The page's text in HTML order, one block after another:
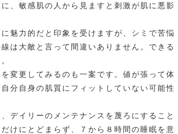
、敏感肌の人から見ますと刺激が肌に悪影
魅力的だと印象を受けますが、シミで苦悩
は大敵と言って間違いありません。できる
変更してみるのも一案です。値が張って体
分自身の肌質にフィットしていない可能性
デイリーのメンテナンスを蔑ろにすること
けにとどまらず、７から８時間の睡眠を意